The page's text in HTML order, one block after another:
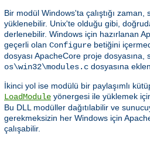
Bir modül Windows'ta çalıştığı
yüklenebilir. Unix'te olduğu gibi,
derlenebilir. Windows için hazırlanan
geçerli olan Configure betiğini
dosyası ApacheCore proje dosyasına,
os\win32\modules.c dosyasına
İkinci yol ise modülü bir paylaşımlı
LoadModule yönergesi ile yüklemek
Bu DLL modüller dağıtılabilir ve
gerekmeksizin her Windows için
çalışabilir.